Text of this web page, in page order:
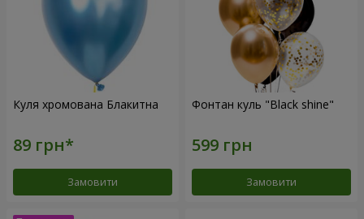
Куля хромована Блакитна
Замовити
Фонтан куль "Black shine"
Замовити